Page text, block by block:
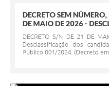
DECRETO SEM NÚMERO,
DE MAIO DE 2026 -
DECRETO S/N DE 21 DE
Desclassificação dos
Público 001/2024. (Decreto